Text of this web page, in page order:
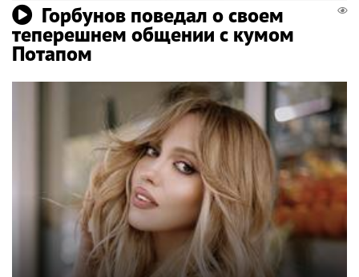
Горбунов поведал о своем
теперешнем общении с кумом
Потапом